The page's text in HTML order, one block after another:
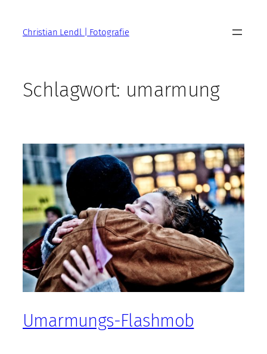
springenChristian Lendl | Fotografie
Schlagwort: umarmung
Umarmungs-Flashmob